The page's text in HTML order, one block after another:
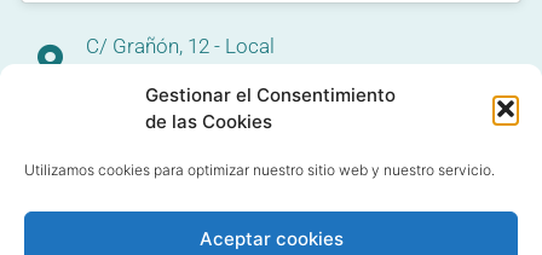
Gestionar el Consentimiento
de las Cookies
Utilizamos cookies para optimizar nuestro sitio web y nuestro servicio.
Aceptar cookies
C/ Grañón, 12 - Local
91 427 58 18